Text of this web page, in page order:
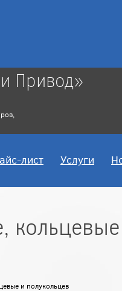
Привод»
лист Услуги
и полукольцев